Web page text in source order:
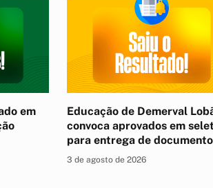
em
Educação de Demerval
convoca aprovados em
para entrega de
3 de agosto de 2026